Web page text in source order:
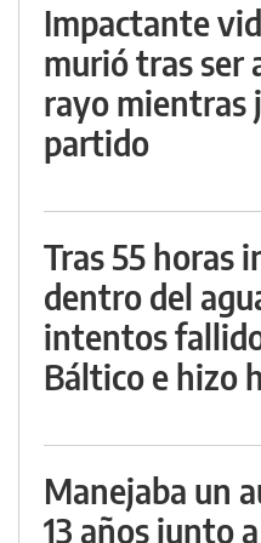
Impactante
murió tras ser
rayo mientras
partido
Tras 55 horas
dentro del
intentos
Báltico e hizo
Manejaba un
13 años junto